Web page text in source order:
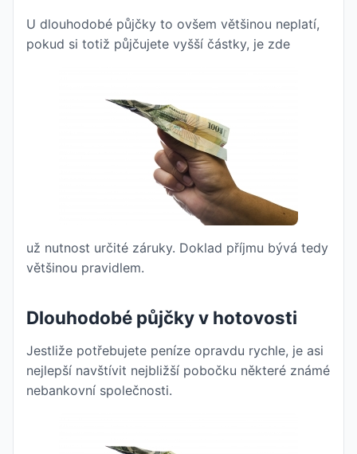
U dlouhodobé půjčky to ovšem většinou neplatí,
pokud si totiž půjčujete vyšší částky, je zde
už nutnost určité záruky. Doklad příjmu bývá tedy
většinou pravidlem.
Dlouhodobé půjčky v hotovosti
Jestliže potřebujete peníze opravdu rychle, je asi
nejlepší navštívit nejbližší pobočku některé známé
nebankovní společnosti.